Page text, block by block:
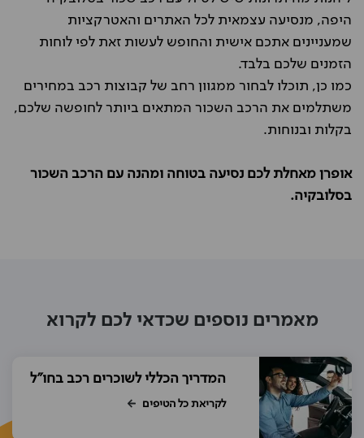
היפה, מנסיעה עצמאית לכל האתרים והאטרקציות
שמעניינים אתכם אישית והחופש לעשות זאת לפי לוחות
הזמנים שלכם בלבד.
כמו כן, תוכלו לבחור ממגוון רחב של קבוצות רכב במחירים
משתלמים את הרכב השכור המתאים ביותר לחופשה שלכם,
בקלות ובנוחות.
אופרן מאחלת לכם נסיעה בטוחה ומהנה עם הרכב השכור
בסלובקיה.
מאמרים נוספים שכדאי לכם לקרוא
המדריך הכללי לשוכרים רכב בחו"ל
לקריאת כל הטיפים